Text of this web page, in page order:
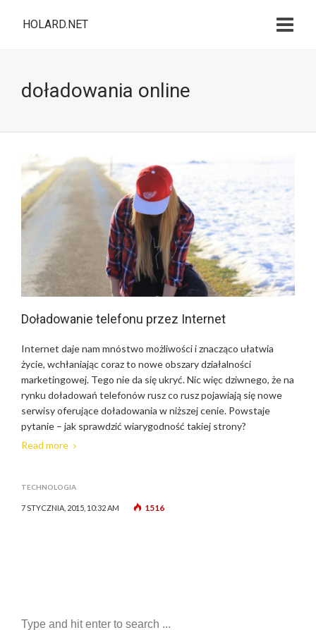
HOLARD.NET
doładowania online
Doładowanie telefonu przez Internet
Internet daje nam mnóstwo możliwości i znacząco ułatwia
życie, wchłaniając coraz to nowe obszary działalności
marketingowej. Tego nie da się ukryć. Nic więc dziwnego, że na
rynku doładowań telefonów rusz co rusz pojawiają się nowe
serwisy oferujące doładowania w niższej cenie. Powstaje
pytanie – jak sprawdzić wiarygodność takiej strony?
Read more
TECHNOLOGIA
7 STYCZNIA, 2015, 10:32 AM 1516